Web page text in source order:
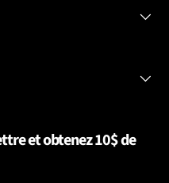
et obtenez 10$ de